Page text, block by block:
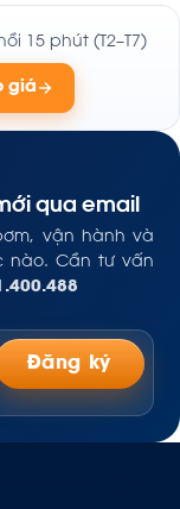
15 phút (T2–T7)
giá
qua email
vận hành và
nào. Cần tư vấn
Đăng ký